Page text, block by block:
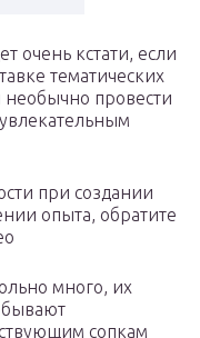
очень кстати, если
тематических
необычно провести
при создании
опыта, обратите
много, их
бывают
сопкам